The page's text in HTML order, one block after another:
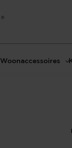
Woonaccessoires